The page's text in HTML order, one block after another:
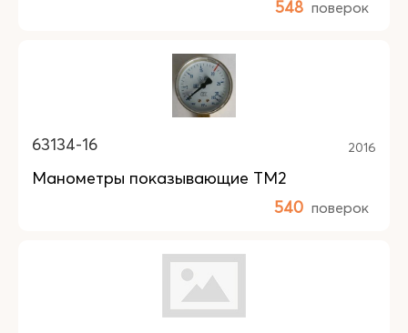
548 поверок
63134-16 2016
Манометры показывающие ТМ2
540 поверок